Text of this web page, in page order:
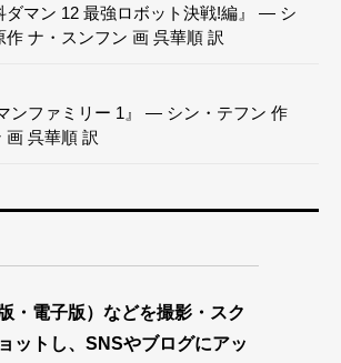
ダマン 12 最強ロボット決戦!編』 — シ
作 ナ・スンフン 画 呉華順 訳
ンファミリー 1』 — シン・テフン 作
画 呉華順 訳
・電子版）などを撮影・スク
ットし、SNSやブログにアッ